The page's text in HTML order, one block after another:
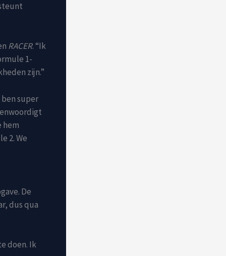
RACER. “Ik
1-
zijn.”
ben super
hem
2. We
De
dus qua
doen. Ik